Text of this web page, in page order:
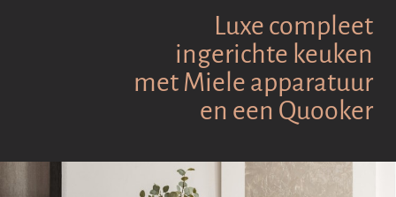
Luxe compleet
ingerichte keuken
met Miele apparatuur
en een Quooker